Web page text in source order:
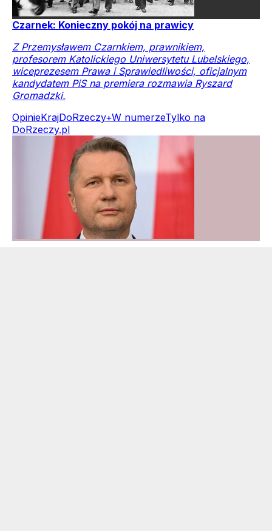
Czarnek: Konieczny pokój na prawicy
Z Przemysławem Czarnkiem, prawnikiem,
profesorem Katolickiego Uniwersytetu Lubelskiego,
wiceprezesem Prawa i Sprawiedliwości, oficjalnym
kandydatem PiS na premiera rozmawia Ryszard
Gromadzki.
OpinieKrajDoRzeczy+W numerzeTylko na
DoRzeczy.pl